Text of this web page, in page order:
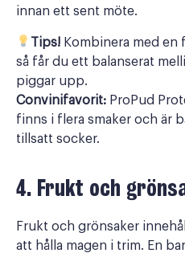
innan ett sent möte.
Tips! Kombinera med
så får du ett balanserat
piggar upp.
Convinifavorit: ProPud
finns i flera smaker och är
tillsatt socker.
4. Frukt och
Frukt och grönsaker
att hålla magen i trim. En